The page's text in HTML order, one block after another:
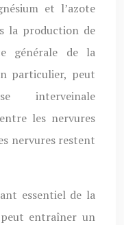
et l’azote
la production de
générale de la
particulier, peut
interveinale
les nervures
nervures restent
essentiel de la
entraîner un